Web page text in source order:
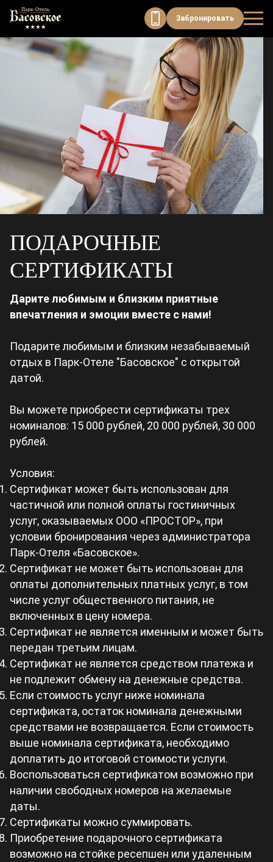
Забронировать
Модуль онлайн-бронирования
ПОДАРОЧНЫЕ
СЕРТИФИКАТЫ
Дарите любимым и близким приятные
впечатления и эмоции вместе с нами!
Подарите любимым и близким незабываемый
отдых в Парк-Отеле "Басовское" с открытой
датой.
Вы можете приобрести сертификаты трех
номиналов: 15 000 рублей, 20 000 рублей, 30 000
рублей.
Условия:
Сертификат может быть использован для
частичной или полной оплаты гостиничных
услуг, оказываемых ООО «ПРОСТОР», при
условии бронирования через администратора
Парк-Отеля «Басовское».
Сертификат не может быть использован для
оплаты дополнительных платных услуг, в том
числе услуг общественного питания, не
включенных в цену номера.
Сертификат не является именным и может быть
передан третьим лицам.
Сертификат не является средством платежа и
не подлежит обмену на денежные средства.
Если стоимость услуг ниже номинала
сертификата, остаток номинала денежными
средствами не возвращается. Если стоимость
выше номинала сертификата, необходимо
доплатить до итоговой стоимости услуги.
Воспользоваться сертификатом возможно при
наличии свободных номеров на желаемые
даты.
Сертификаты можно суммировать.
Приобретение подарочного сертификата
возможно на стойке ресепшен или удаленным